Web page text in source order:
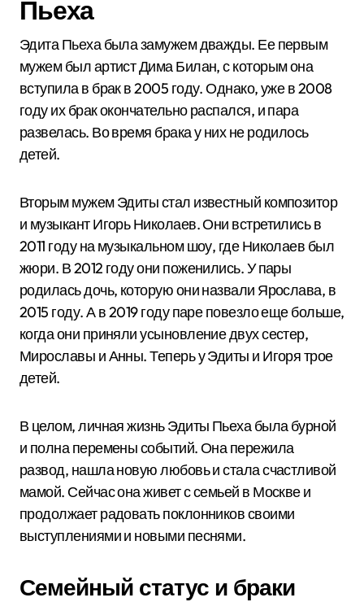
Пьеха
Эдита Пьеха была замужем дважды. Ее первым
мужем был артист Дима Билан, с которым она
вступила в брак в 2005 году. Однако, уже в 2008
году их брак окончательно распался, и пара
развелась. Во время брака у них не родилось
детей.
Вторым мужем Эдиты стал известный композитор
и музыкант Игорь Николаев. Они встретились в
2011 году на музыкальном шоу, где Николаев был
жюри. В 2012 году они поженились. У пары
родилась дочь, которую они назвали Ярослава, в
2015 году. А в 2019 году паре повезло еще больше,
когда они приняли усыновление двух сестер,
Мирославы и Анны. Теперь у Эдиты и Игоря трое
детей.
В целом, личная жизнь Эдиты Пьеха была бурной
и полна перемены событий. Она пережила
развод, нашла новую любовь и стала счастливой
мамой. Сейчас она живет с семьей в Москве и
продолжает радовать поклонников своими
выступлениями и новыми песнями.
Семейный статус и браки